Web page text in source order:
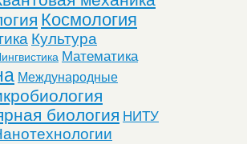
Космология
Культура
Математика
Международные
биология НИТУ